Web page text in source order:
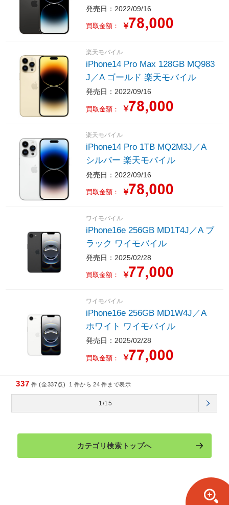
発売日：2022/09/16
買取金額： ￥
楽天モバイル
iPhone14 Pro Max 128GB MQ983
J／A ゴールド 楽天モバイル
発売日：2022/09/16
買取金額： ￥
楽天モバイル
iPhone14 Pro 1TB MQ2M3J／A
シルバー 楽天モバイル
発売日：2022/09/16
買取金額： ￥
ワイモバイル
iPhone16e 256GB MD1T4J／A ブ
ラック ワイモバイル
発売日：2025/02/28
買取金額： ￥
ワイモバイル
iPhone16e 256GB MD1W4J／A
ホワイト ワイモバイル
発売日：2025/02/28
買取金額： ￥
337 件 (全337点) 1 件から 24 件まで表示
1/15
カテゴリ検索トップへ